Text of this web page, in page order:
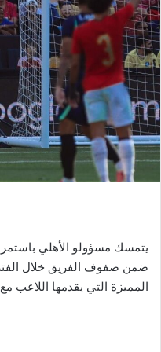
يتمسك مسؤولو الأهلي
ضمن صفوف الفريق خلال
المميزة التي يقدمها اللاعب